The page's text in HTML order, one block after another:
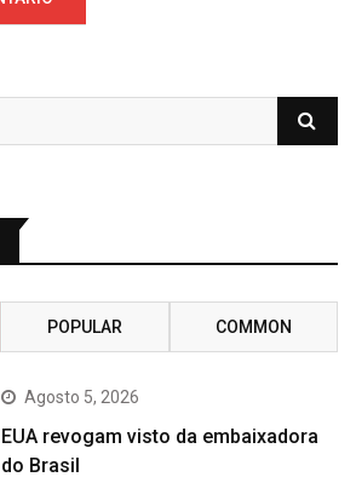
POPULAR COMMON
Agosto 5, 2026
EUA revogam visto da embaixadora
do Brasil